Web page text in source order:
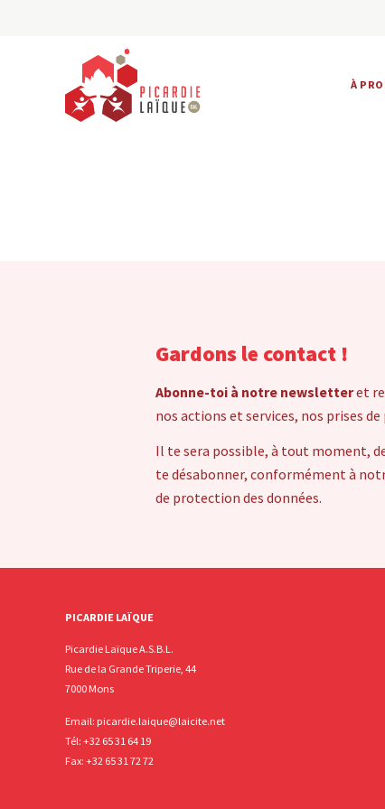
À
Gardons le contact !
Abonne-toi à notre newsletteret
nos actions et services, nos prises
Il te sera possible, à tout moment,
te désabonner, conformément à
de protection des données.
PICARDIE LAÏQUE
Picardie Laïque A.S.B.L.
Rue de la Grande Triperie, 44
7000 Mons
Email: picardie.laique@laicite.net
Tél: +32 65 31 64 19
Fax: +32 65 31 72 72